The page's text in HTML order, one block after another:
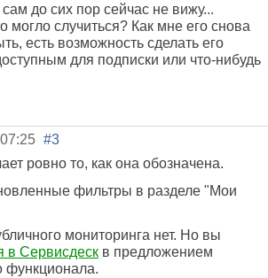
до сих пор сейчас не вижу...
могло случиться? Как мне его снова
есть возможность сделать его
для подписки или что-нибудь
#3
ровно то, как она обозначена.
фильтры в разделе "Мои
мониторинга нет. Но вы
в Сервисдеск в предложением
функционала.